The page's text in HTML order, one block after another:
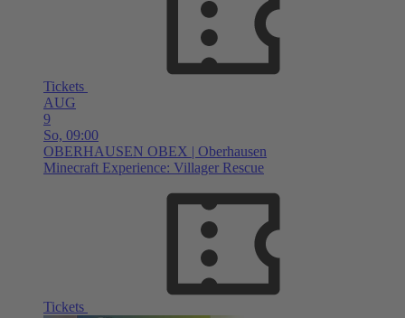
Tickets
AUG
9
So, 09:00
OBERHAUSEN OBEX | Oberhausen
Minecraft Experience: Villager Rescue
Tickets